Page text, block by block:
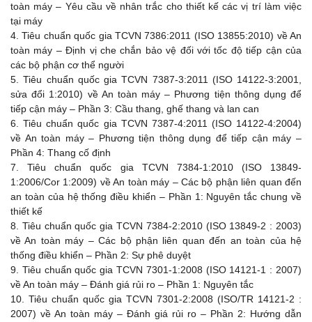
toàn máy – Yêu cầu về nhân trắc cho thiết kế các vị trí làm việc
tại máy
4. Tiêu chuẩn quốc gia TCVN 7386:2011 (ISO 13855:2010) về An
toàn máy – Định vị che chắn bảo vệ đối với tốc độ tiếp cận của
các bộ phận cơ thể người
5.
Tiêu chuẩn quốc gia TCVN 7387-3:2011 (ISO 14122-3:2001,
sửa đổi 1:2010) về An toàn máy – Phương tiện thông dụng để
tiếp cận máy – Phần 3: Cầu thang, ghế thang và lan can
6.
Tiêu chuẩn quốc gia TCVN 7387-4:2011 (ISO 14122-4:2004)
về An toàn máy – Phương tiện thông dụng để tiếp cận máy –
Phần 4: Thang cố định
7.
Tiêu chuẩn quốc gia TCVN 7384-1:2010 (ISO 13849-
1:2006/Cor 1:2009) về An toàn máy – Các bộ phận liên quan đến
an toàn của hệ thống điều khiển – Phần 1: Nguyên tắc chung về
thiết kế
8.
Tiêu chuẩn quốc gia TCVN 7384-2:2010 (ISO 13849-2 : 2003)
về An toàn máy – Các bộ phận liên quan đến an toàn của hệ
thống điều khiển – Phần 2: Sự phê duyệt
9. Tiêu chuẩn quốc gia TCVN 7301-1:2008 (ISO 14121-1 : 2007)
về An toàn máy – Đánh giá rủi ro – Phần 1: Nguyên tắc
10.
Tiêu chuẩn quốc gia TCVN 7301-2:2008 (ISO/TR 14121-2 :
2007) về An toàn máy – Đánh giá rủi ro – Phần 2: Hướng dẫn